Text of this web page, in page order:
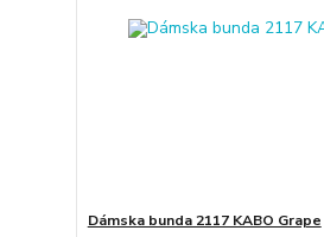
Dámska bunda 2117 KABO Grape